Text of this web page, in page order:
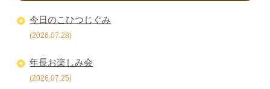
今日のこひつじぐみ
(2026.07.28)
年長お楽しみ会
(2026.07.25)